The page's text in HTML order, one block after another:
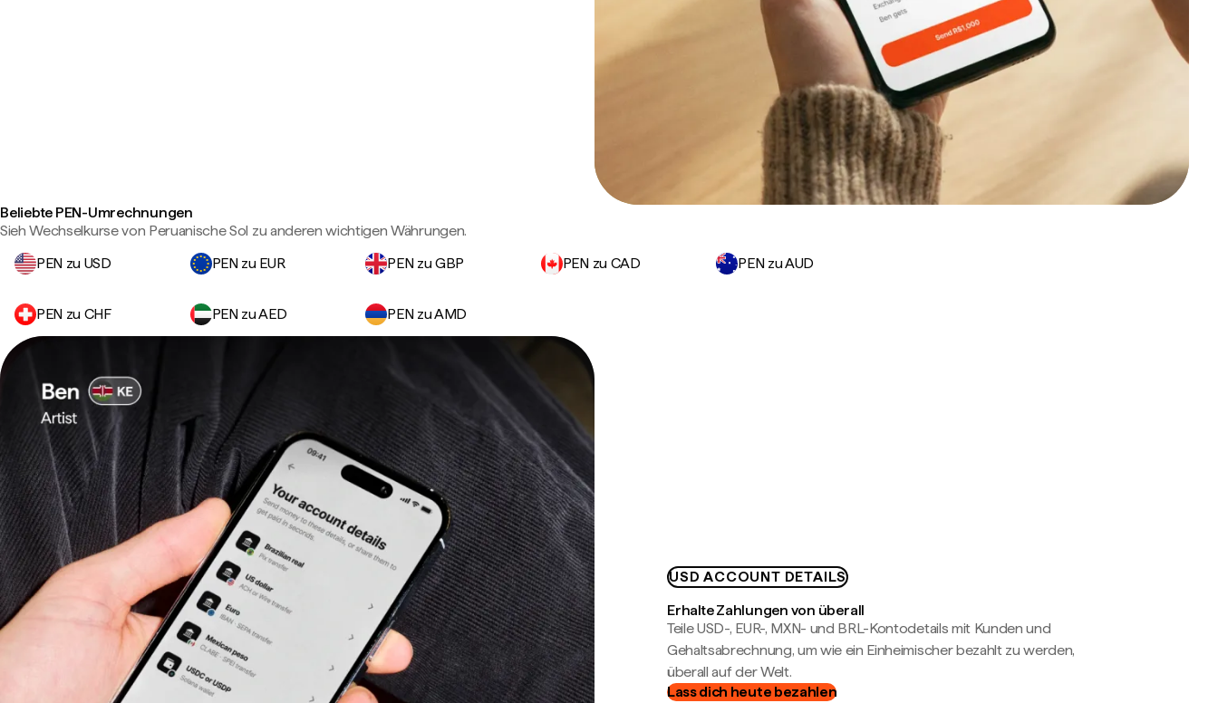
Beliebte PEN-Umrechnungen
Sieh Wechselkurse von Peruanische Sol zu anderen wichtigen Währungen.
PEN zu USD
PEN zu EUR PEN zu GBP PEN zu CAD PEN zu AUD
PEN zu CHF PEN zu AED PEN zu AMD
USD ACCOUNT DETAILS
Erhalte Zahlungen von überall
Teile USD-, EUR-, MXN- und BRL-Kontodetails mit Kunden und
Gehaltsabrechnung, um wie ein Einheimischer bezahlt zu werden,
überall auf der Welt.
Lass dich heute bezahlen